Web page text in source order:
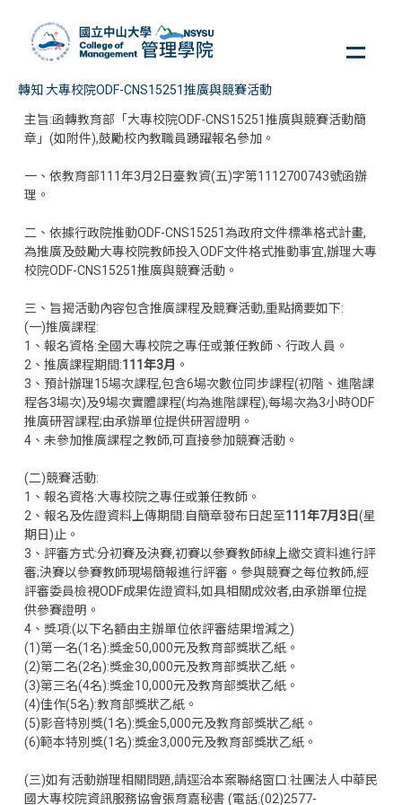
內
轉知 大專校院ODF-CNS15251推廣與競賽活動
主旨:函轉教育部「大專校院ODF-CNS15251推廣與競賽活動簡
章」(如附件),鼓勵校內教職員踴躍報名參加。
一、依教育部111年3月2日臺教資(五)字第1112700743號函辦
理。
二、依據行政院推動ODF-CNS15251為政府文件標準格式計畫,
為推廣及鼓勵大專校院教師投入ODF文件格式推動事宜,辦理大專
校院ODF-CNS15251推廣與競賽活動。
三、旨揭活動內容包含推廣課程及競賽活動,重點摘要如下:
(一)推廣課程:
1、報名資格:全國大專校院之專任或兼任教師、行政人員。
2、推廣課程期間:111年3月 。
3、預計辦理15場次課程,包含6場次數位同步課程(初階、進階課
程各3場次)及9場次實體課程(均為進階課程),每場次為3小時ODF
推廣研習課程;由承辦單位提供研習證明。
4、未參加推廣課程之教師,可直接參加競賽活動。
(二)競賽活動:
1、報名資格:大專校院之專任或兼任教師。
2、報名及佐證資料上傳期間:自簡章發布日起至111年7月3日(星
期日)止。
3、評審方式:分初賽及決賽,初賽以參賽教師線上繳交資料進行評
審;決賽以參賽教師現場簡報進行評審。參與競賽之每位教師,經
評審委員檢視ODF成果佐證資料,如具相關成效者,由承辦單位提
供參賽證明。
4、獎項:(以下名額由主辦單位依評審結果增減之)
(1)第一名(1名):獎金50,000元及教育部獎狀乙紙。
(2)第二名(2名):獎金30,000元及教育部獎狀乙紙。
(3)第三名(4名):獎金10,000元及教育部獎狀乙紙。
(4)佳作(5名):教育部獎狀乙紙。
(5)影音特別獎(1名):獎金5,000元及教育部獎狀乙紙。
(6)範本特別獎(1名):獎金3,000元及教育部獎狀乙紙。
(三)如有活動辦理相關問題,請逕洽本案聯絡窗口:社團法人中華民
國大專校院資訊服務協會張育嘉秘書 (電話:(02)2577-